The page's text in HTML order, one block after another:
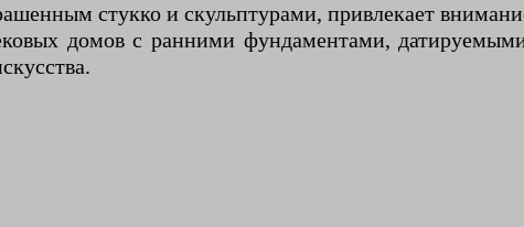
стукко и скульптурами, привлекает
домов с ранними фундаментами,